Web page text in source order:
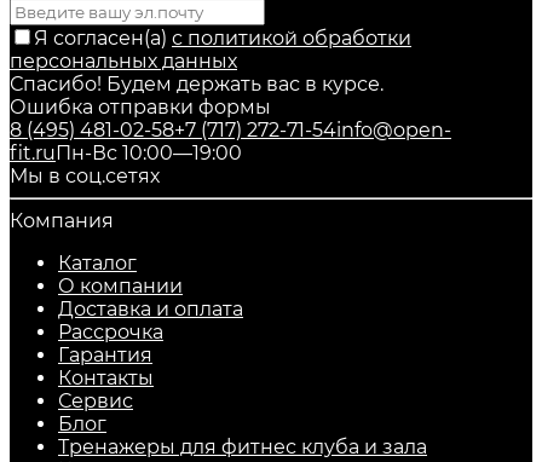
Я согласен(a) с политикой обработки
персональных данных
Спасибо! Будем держать вас в курсе.
Ошибка отправки формы
8 (495) 481-02-58+7 (717) 272-71-54info@open-
fit.ruПн-Вс 10:00—19:00
Мы в соц.сетях
Компания
Каталог
О компании
Доставка и оплата
Рассрочка
Гарантия
Контакты
Сервис
Блог
Тренажеры для фитнес клуба и зала